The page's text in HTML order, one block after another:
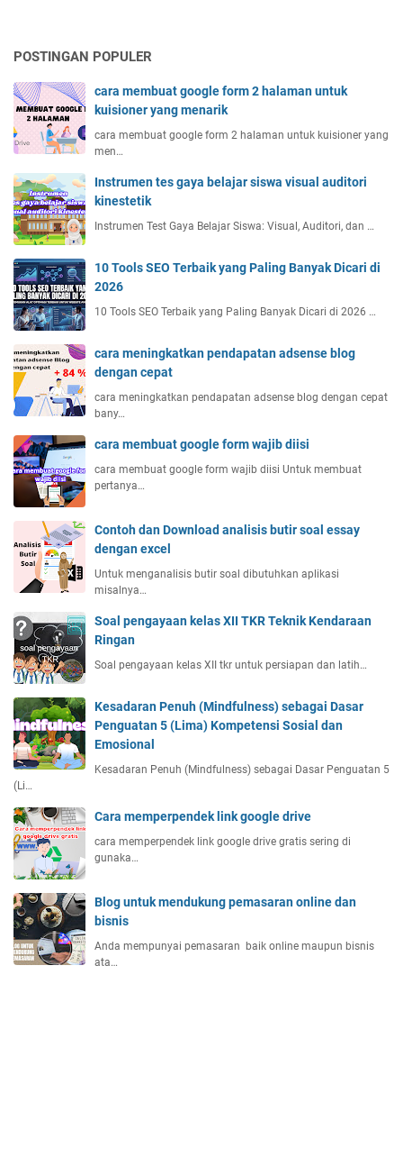
POSTINGAN POPULER
cara membuat google form 2 halaman untuk
kuisioner yang menarik
cara membuat google form 2 halaman untuk kuisioner yang
men…
Instrumen tes gaya belajar siswa visual auditori
kinestetik
Instrumen Test Gaya Belajar Siswa: Visual, Auditori, dan …
10 Tools SEO Terbaik yang Paling Banyak Dicari di
2026
10 Tools SEO Terbaik yang Paling Banyak Dicari di 2026 …
cara meningkatkan pendapatan adsense blog
dengan cepat
cara meningkatkan pendapatan adsense blog dengan cepat
bany…
cara membuat google form wajib diisi
cara membuat google form wajib diisi Untuk membuat
pertanya…
Contoh dan Download analisis butir soal essay
dengan excel
Untuk menganalisis butir soal dibutuhkan aplikasi
misalnya…
Soal pengayaan kelas XII TKR Teknik Kendaraan
Ringan
Soal pengayaan kelas XII tkr untuk persiapan dan latih…
Kesadaran Penuh (Mindfulness) sebagai Dasar
Penguatan 5 (Lima) Kompetensi Sosial dan
Emosional
Kesadaran Penuh (Mindfulness) sebagai Dasar Penguatan 5
(Li…
Cara memperpendek link google drive
cara memperpendek link google drive gratis sering di
gunaka…
Blog untuk mendukung pemasaran online dan
bisnis
Anda mempunyai pemasaran baik online maupun bisnis
ata…